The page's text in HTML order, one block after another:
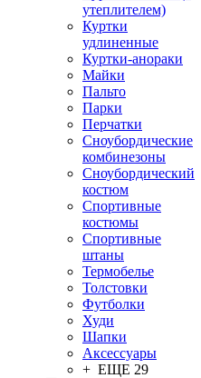
утеплителем)
Куртки
удлиненные
Куртки-анораки
Майки
Пальто
Парки
Перчатки
Сноубордические
комбинезоны
Сноубордический
костюм
Спортивные
костюмы
Спортивные
штаны
Термобелье
Толстовки
Футболки
Худи
Шапки
Аксессуары
+ ЕЩЕ 29